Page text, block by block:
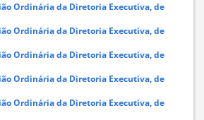
Ordinária da Diretoria Executiva, de
Ordinária da Diretoria Executiva, de
Ordinária da Diretoria Executiva, de
Ordinária da Diretoria Executiva, de
Ordinária da Diretoria Executiva, de